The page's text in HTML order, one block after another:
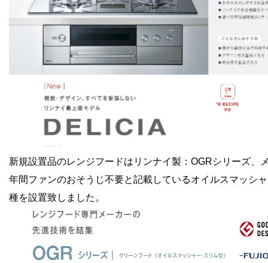
新規設置品のレンジフードはリンナイ製：OGRシリーズ、
年間ファンのおそうじ不要と記載しているオイルスマッシ
種を設置致しました。